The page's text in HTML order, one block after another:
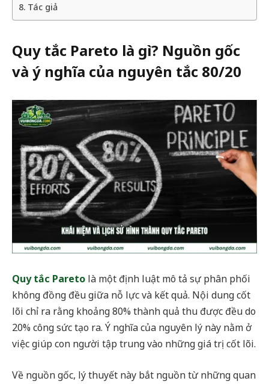
Tác giả
Quy tắc Pareto là gì? Nguồn gốc
và ý nghĩa của nguyên tắc 80/20
Quy tắc Pareto là một định luật mô tả sự phân phối
không đồng đều giữa nỗ lực và kết quả. Nội dung cốt
lõi chỉ ra rằng khoảng 80% thành quả thu được đều do
20% công sức tạo ra. Ý nghĩa của nguyên lý này nằm ở
việc giúp con người tập trung vào những giá trị cốt lõi.
Về nguồn gốc, lý thuyết này bắt nguồn từ những quan